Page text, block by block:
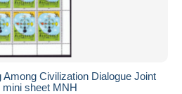
Among Civilization Dialogue Joint
mini sheet MNH